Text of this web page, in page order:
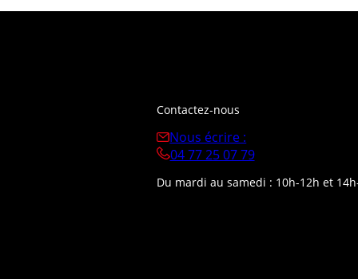
Contactez-nous
Nous écrire :
04 77 25 07 79
Du mardi au samedi : 10h-12h et